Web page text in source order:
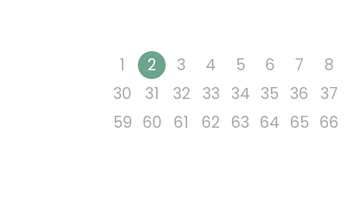
1 2 3 4 5 6 7 8
30
31 32 33 34 35 36 37
59 60 61 62 63 64 65 66